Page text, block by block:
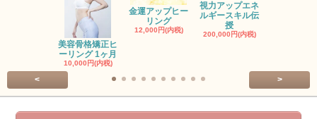
美容骨格矯正ヒ
ーリング 1ヶ月
10,000円(内税)
金運アップヒー
リング
12,000円(内税)
視力アップエネ
ルギースキル伝
授
200,000円(内税)
< >